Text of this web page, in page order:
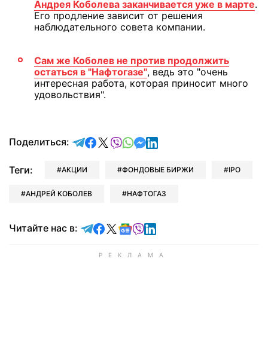
Андрея Коболева заканчивается уже в марте.
Его продление зависит от решения
наблюдательного совета компании.
Сам же Коболев не против продолжить
остаться в "Нафтогазе", ведь это "очень
интересная работа, которая приносит много
удовольствия".
Поделиться: отправить в Telegram
поделиться в Facebook
поделиться в X
отправить в Viber
отправить в Whatsapp
отправить в Messenger
отправить в LinkedIn
Теги: АКЦИИ ФОНДОВЫЕ БИРЖИ IPO
АНДРЕЙ КОБОЛЕВ НАФТОГАЗ
Читайте нас в: Читайте в Telegram
Читайте в Facebook
Читайте в X
Читайте в Google news
Читайте в Viber
Читайте в LinkedIn